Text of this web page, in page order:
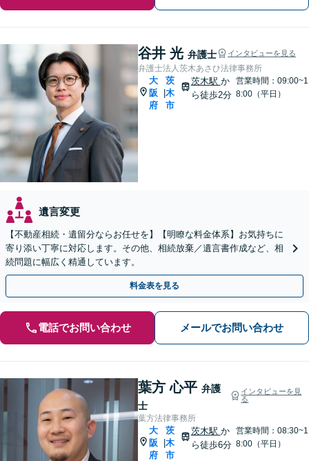
谷井 光 弁護士 インタビューを見る
弁護士法人茨木あさひ法律事務所
大
阪
府
茨
木
市
茨木駅 か
ら徒歩2分
営業時間：09:00~1
8:00（平日）
遺言変更
【不動産相続・遺留分ならお任せを】【明瞭な料金体系】お気持ちに
寄り添い丁寧に対応します。その他、相続放棄／遺言書作成など、相
続問題に幅広く精通しています。
料金表を見る
電話でお問い合わせ メールでお問い合わせ
葉方 心平 弁護
士
インタビューを見
る
葉方法律事務所
大
阪
府
茨
木
市
茨木駅 か
ら徒歩6分
営業時間：08:30~1
8:00（平日）